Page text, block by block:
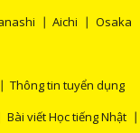
Aichi Osaka
Thông tin tuyển dụng
Bài viết Học tiếng Nhật